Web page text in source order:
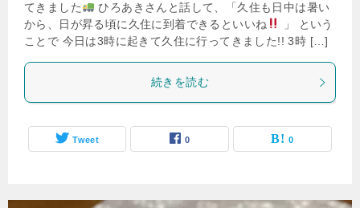
てきました
ひろあきさんと話して、「久住も日中は暑い
から、日が昇る頃に久住に到着できるといいね
」 という
ことで 今日は3時に起きて久住に行ってきました!! 3時 […]
続きを読む
Tweet 0 0